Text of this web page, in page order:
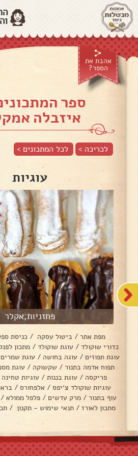
אהבת את
הספר?
ספר
איזבלה
לכריכה > לכל המתכונים >
עוגיות
פחזניות,אקלר
מפת אתר / ביטול עסקה / כניסת
כדורי שוקולד / עוגת שוקולד / מתכון
עוגת תפוזים / עוגה בחושה / עוגת שמרים
תפוח אדמה בתנור / שקשוקה / עוגת
פריקסה / עוגת בננות / עוגיות טחינה
עוגיות שוקולד צ׳יפס / אלפחורס /
עוף בתנור / מרק עדשים / פלפל ממולא /
מתכון לאורז / תנאי שימוש - תקנון /